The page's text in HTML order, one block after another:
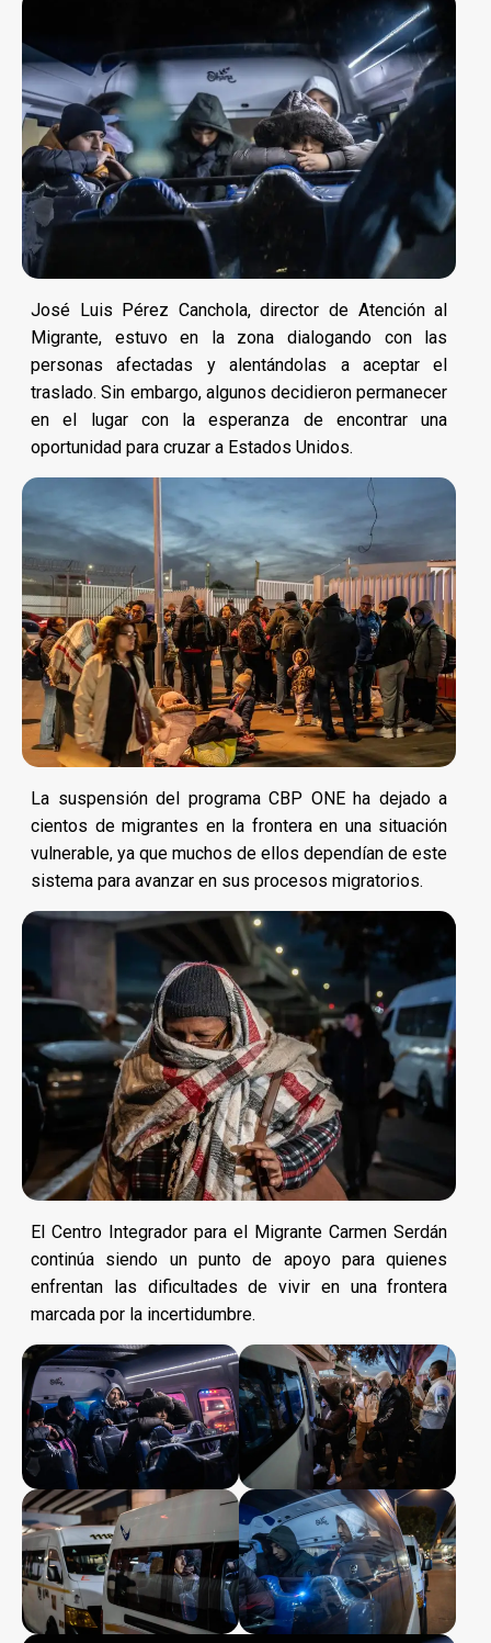
José Luis Pérez Canchola, director de Atención al
Migrante, estuvo en la zona dialogando con las
personas afectadas y alentándolas a aceptar el
traslado. Sin embargo, algunos decidieron permanecer
en el lugar con la esperanza de encontrar una
oportunidad para cruzar a Estados Unidos.
La suspensión del programa CBP ONE ha dejado a
cientos de migrantes en la frontera en una situación
vulnerable, ya que muchos de ellos dependían de este
sistema para avanzar en sus procesos migratorios.
El Centro Integrador para el Migrante Carmen Serdán
continúa siendo un punto de apoyo para quienes
enfrentan las dificultades de vivir en una frontera
marcada por la incertidumbre.